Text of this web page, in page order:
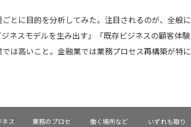
とに目的を分析してみた。注目されるのが、全般に
ネスモデルを生み出す」「既存ビジネスの顧客体験
は高いこと。金融業では業務プロセス再構築が特に
ネス
業務のプロセ
働く場所など
いずれも取り